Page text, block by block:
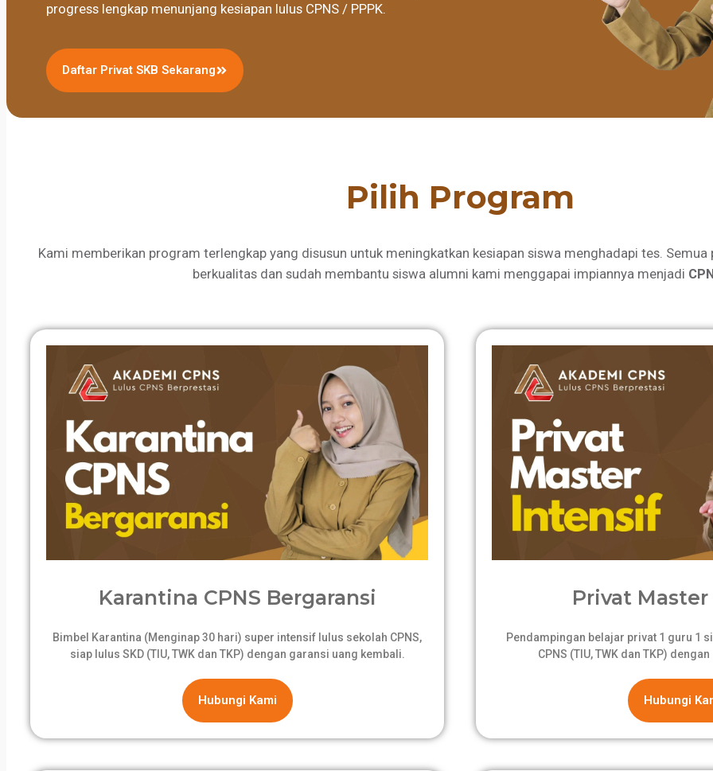
progress lengkap menunjang kesiapan lulus CPNS / PPPK.
Daftar Privat SKB Sekarang
Pilih Program
Kami memberikan program terlengkap yang disusun untuk meningkatkan kesiapan siswa menghadapi tes.
berkualitas dan sudah membantu siswa alumni kami menggapai impiannya menjadi
Karantina CPNS Bergaransi
Bimbel Karantina (Menginap 30 hari) super intensif lulus sekolah CPNS,
siap lulus SKD (TIU, TWK dan TKP) dengan garansi uang kembali.
Hubungi Kami
Privat
Pendampingan belajar privat 1 guru 1
CPNS (TIU, TWK dan TKP)
Hubungi